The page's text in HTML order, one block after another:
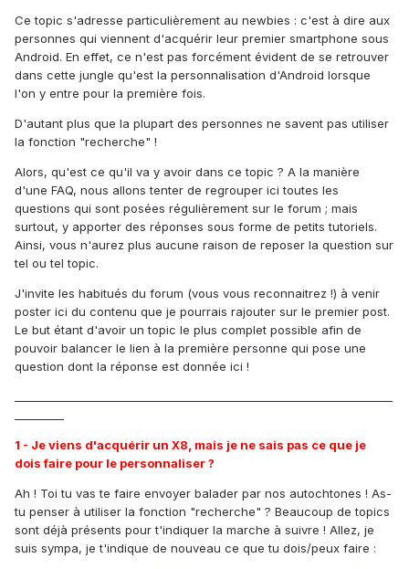
Ce topic s'adresse particulièrement au newbies : c'est à dire aux
personnes qui viennent d'acquérir leur premier smartphone sous
Android. En effet, ce n'est pas forcément évident de se retrouver
dans cette jungle qu'est la personnalisation d'Android lorsque
l'on y entre pour la première fois.
D'autant plus que la plupart des personnes ne savent pas utiliser
la fonction "recherche" !
Alors, qu'est ce qu'il va y avoir dans ce topic ? A la manière
d'une FAQ, nous allons tenter de regrouper ici toutes les
questions qui sont posées régulièrement sur le forum ; mais
surtout, y apporter des réponses sous forme de petits tutoriels.
Ainsi, vous n'aurez plus aucune raison de reposer la question sur
tel ou tel topic.
J'invite les habitués du forum (vous vous reconnaitrez !) à venir
poster ici du contenu que je pourrais rajouter sur le premier post.
Le but étant d'avoir un topic le plus complet possible afin de
pouvoir balancer le lien à la première personne qui pose une
question dont la réponse est donnée ici !
1 - Je viens d'acquérir un X8, mais je ne sais pas ce que je
dois faire pour le personnaliser ?
Ah ! Toi tu vas te faire envoyer balader par nos autochtones ! As-
tu penser à utiliser la fonction "recherche" ? Beaucoup de topics
sont déjà présents pour t'indiquer la marche à suivre ! Allez, je
suis sympa, je t'indique de nouveau ce que tu dois/peux faire :